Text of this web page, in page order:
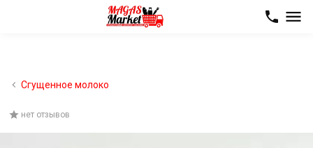
Сгущенное молоко
нет отзывов